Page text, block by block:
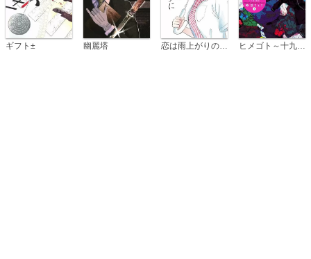
ギフト± 幽麗塔 恋は雨上がりのように ヒメゴト～十九歳の制服～